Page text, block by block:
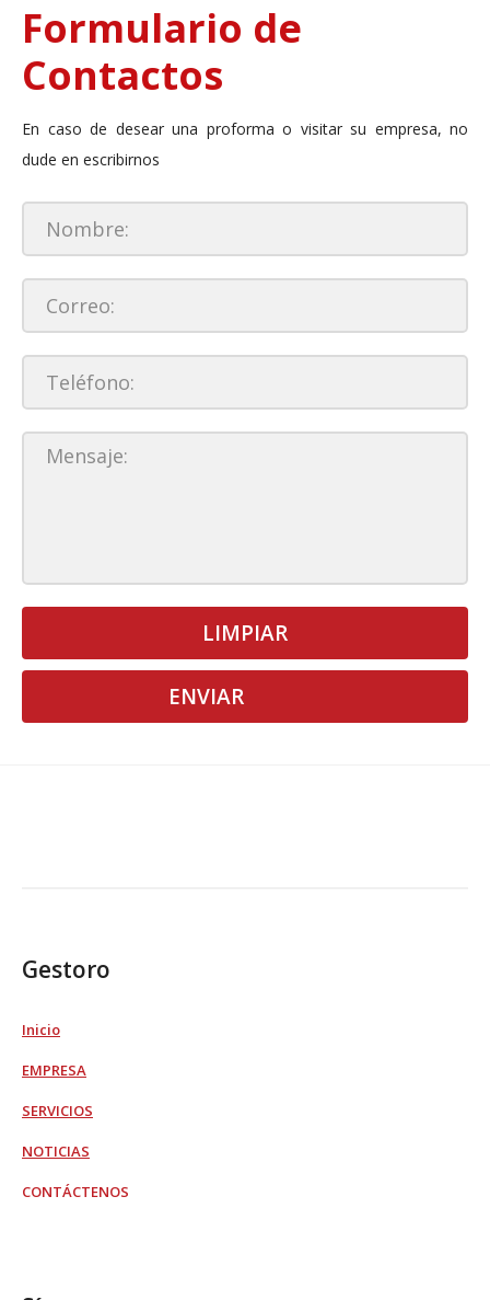
Formulario de
Contactos
En caso de desear una proforma o visitar su empresa, no
dude en escribirnos
Gestoro
Inicio
EMPRESA
SERVICIOS
NOTICIAS
CONTÁCTENOS